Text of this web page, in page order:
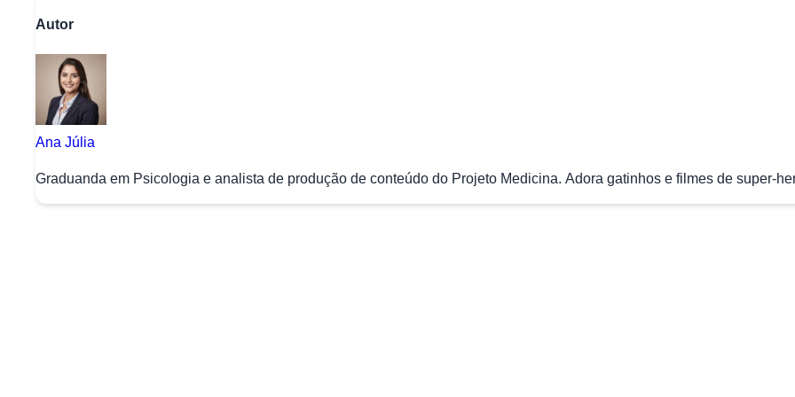
Autor
Ana Júlia
Graduanda em Psicologia e analista de produção de conteúdo do Projeto Medicina. Adora gatinhos e filmes de super-